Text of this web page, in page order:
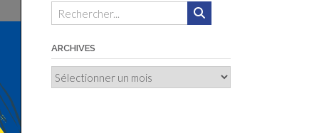
ARCHIVES
Archives